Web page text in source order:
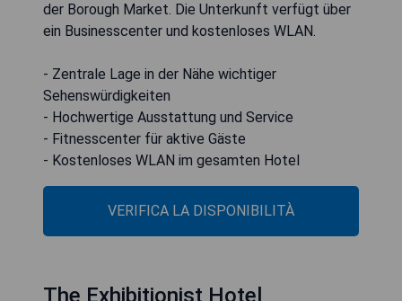
der Borough Market. Die Unterkunft verfügt über
ein Businesscenter und kostenloses WLAN.
- Zentrale Lage in der Nähe wichtiger
Sehenswürdigkeiten
- Hochwertige Ausstattung und Service
- Fitnesscenter für aktive Gäste
- Kostenloses WLAN im gesamten Hotel
VERIFICA LA DISPONIBILITÀ
The Exhibitionist Hotel